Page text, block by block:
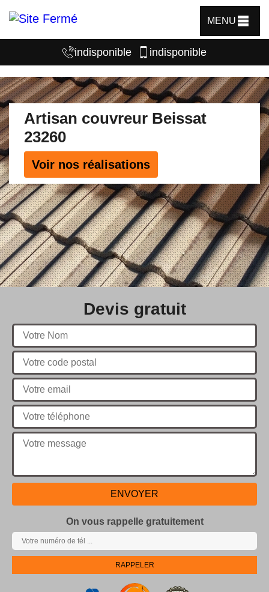
MENU
indisponible indisponible
Artisan couvreur Beissat
23260
Voir nos réalisations
Devis gratuit
On vous rappelle gratuitement